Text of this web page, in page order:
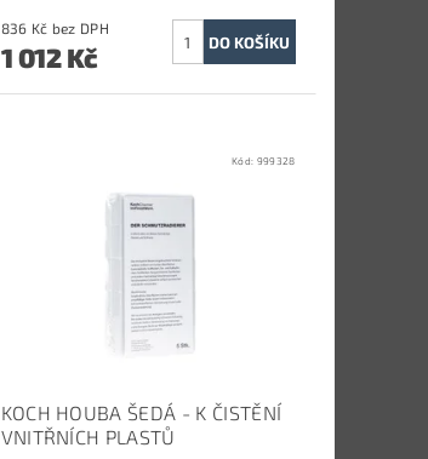
836 Kč bez DPH
1 012 Kč
Kód: 999328
KOCH HOUBA ŠEDÁ - K ČISTĚNÍ
VNITŘNÍCH PLASTŮ